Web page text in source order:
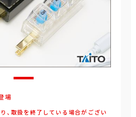
場
、取扱を終了している場合がござい